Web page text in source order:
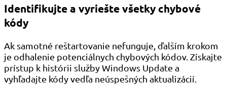
Identifikujte a vyriešte všetky chybové
kódy
Ak samotné reštartovanie nefunguje, ďalším krokom
je odhalenie potenciálnych chybových kódov. Získajte
prístup k histórii služby Windows Update a
vyhľadajte kódy vedľa neúspešných aktualizácií.